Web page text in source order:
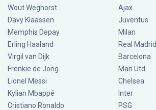
Wout Weghorst
Davy Klaassen
Memphis Depay
Erling Haaland
Virgil van Dijk
Frenkie de Jong
Lionel Messi
Kylian Mbappé
Cristiano Ronaldo
Ajax
Juventus
Milan
Real Madrid
Barcelona
Man Utd
Chelsea
Inter
PSG